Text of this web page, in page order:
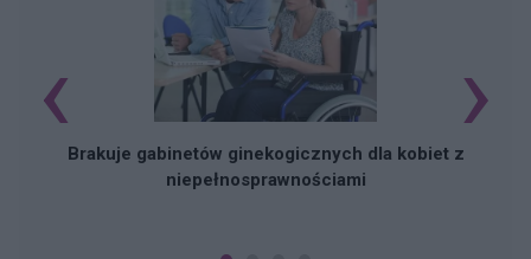
Brakuje gabinetów ginekogicznych dla kobiet z
niepełnosprawnościami
‹ ›